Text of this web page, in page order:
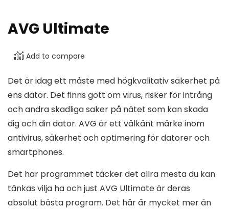
AVG Ultimate
Add to compare
Det är idag ett måste med högkvalitativ säkerhet på
ens dator. Det finns gott om virus, risker för intrång
och andra skadliga saker på nätet som kan skada
dig och din dator. AVG är ett välkänt märke inom
antivirus, säkerhet och optimering för datorer och
smartphones.
Det här programmet täcker det allra mesta du kan
tänkas vilja ha och just AVG Ultimate är deras
absolut bästa program. Det här är mycket mer än